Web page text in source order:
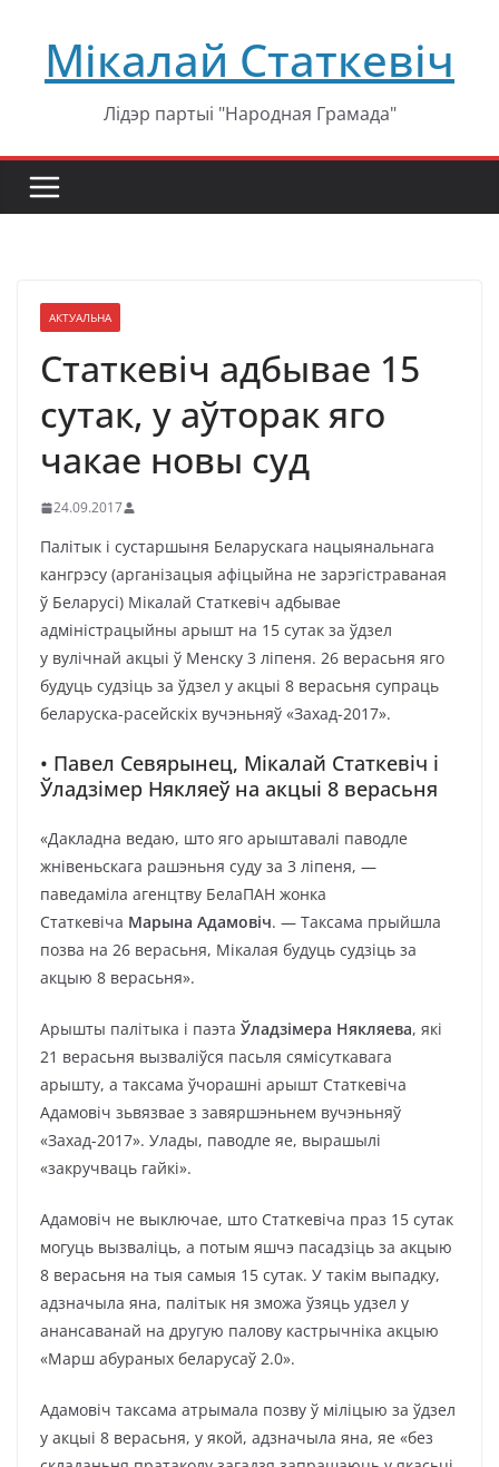
содержимому
Мікалай Статкевіч
Лідэр партыі "Народная Грамада"
АКТУАЛЬНА
Статкевіч адбывае 15
сутак, у аўторак яго
чакае новы суд
24.09.2017
Палітык і сустаршыня Беларускага нацыянальнага
кангрэсу (арганізацыя афіцыйна не зарэгістраваная
ў Беларусі) Мікалай Статкевіч адбывае
адміністрацыйны арышт на 15 сутак за ўдзел
у вулічнай акцыі ў Менску 3 ліпеня. 26 верасьня яго
будуць судзіць за ўдзел у акцыі 8 верасьня супраць
беларуска-расейскіх вучэньняў «Захад-2017».
• Павел Севярынец, Мікалай Статкевіч і
Ўладзімер Някляеў на акцыі 8 верасьня
«Дакладна ведаю, што яго арыштавалі паводле
жнівеньскага рашэньня суду за 3 ліпеня, —
паведаміла агенцтву БелаПАН жонка
Статкевіча Марына Адамовіч. — Таксама прыйшла
позва на 26 верасьня, Мікалая будуць судзіць за
акцыю 8 верасьня».
Арышты палітыка і паэта Ўладзімера Някляева, які
21 верасьня вызваліўся пасьля сямісуткавага
арышту, а таксама ўчорашні арышт Статкевіча
Адамовіч зьвязвае з завяршэньнем вучэньняў
«Захад-2017». Улады, паводле яе, вырашылі
«закручваць гайкі».
Адамовіч не выключае, што Статкевіча праз 15 сутак
могуць вызваліць, а потым яшчэ пасадзіць за акцыю
8 верасьня на тыя самыя 15 сутак. У такім выпадку,
адзначыла яна, палітык ня зможа ўзяць удзел у
анансаванай на другую палову кастрычніка акцыю
«Марш абураных беларусаў 2.0».
Адамовіч таксама атрымала позву ў міліцыю за ўдзел
у акцыі 8 верасьня, у якой, адзначыла яна, яе «без